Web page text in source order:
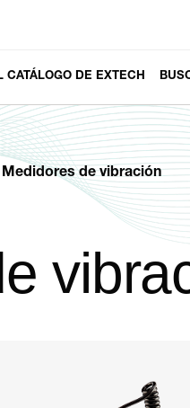
CATÁLOGO DE EXTECH
Medidores de vibración